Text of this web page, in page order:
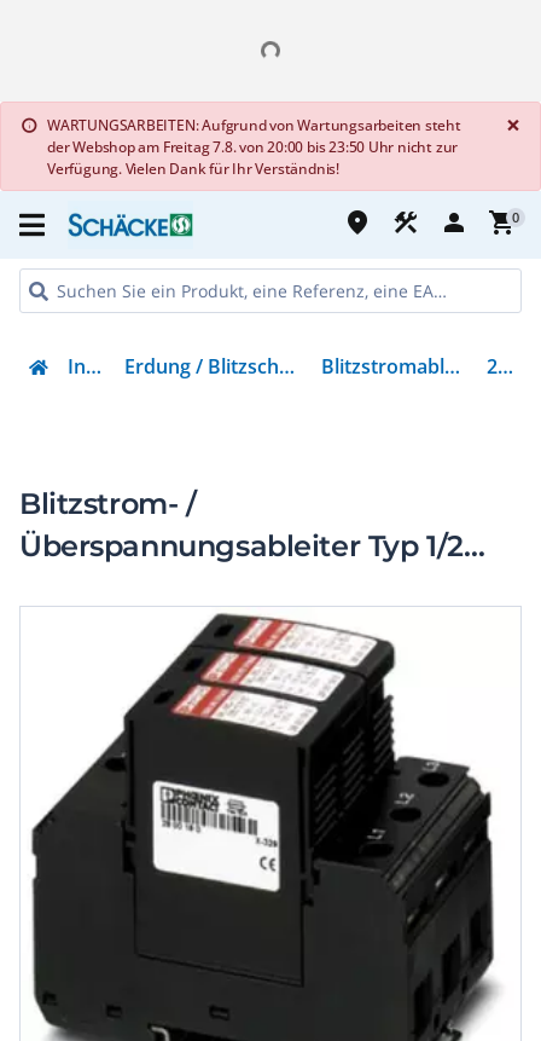
info WARTUNGSARBEITEN: Aufgrund von Wartungsarbeiten steht
der Webshop am Freitag 7.8. von 20:00 bis 23:50 Uhr nicht zur
Verfügung. Vielen Dank für Ihr Verständnis!
×
place construction person shopping_cart0
Installation Erdung / Blitzschutz / Überspannungsschutz Blitzstromableiter für Energietechnik 2800189
Blitzstrom- /
Überspannungsableiter Typ 1/2